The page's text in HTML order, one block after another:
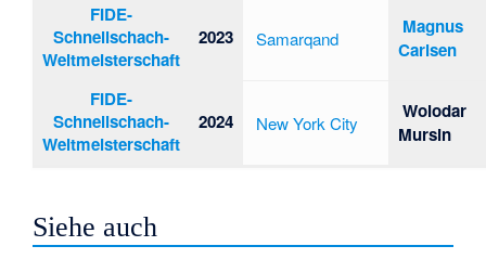
FIDE-
Schnellschach-
Weltmeisterschaft
2023 Samarqand
Magnus
Carlsen
FIDE-
Schnellschach-
Weltmeisterschaft
2024 New York City
Wolodar
Mursin
Siehe auch